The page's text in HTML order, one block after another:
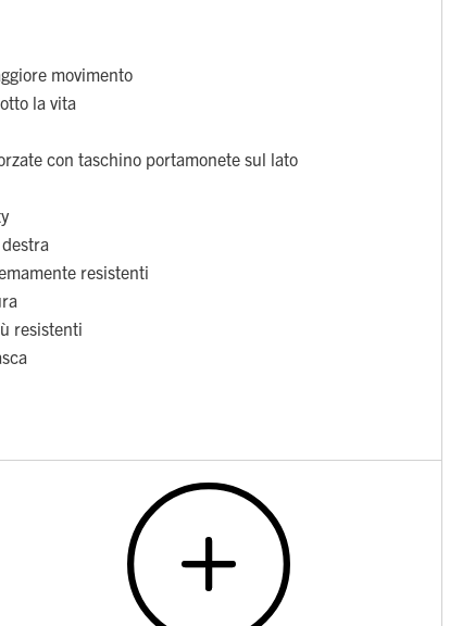
movimento
la vita
con taschino portamonete sul lato
resistenti
resistenti